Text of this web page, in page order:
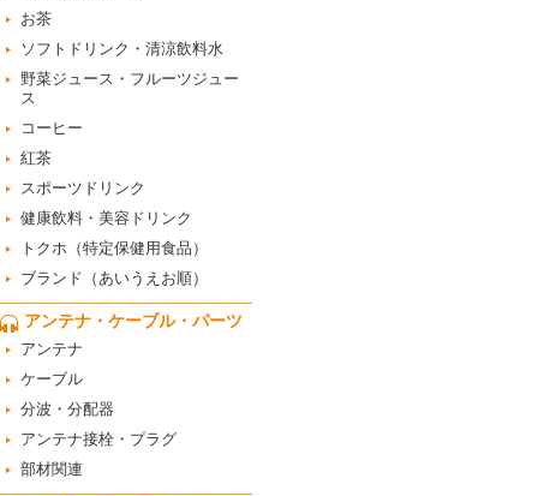
お茶
ソフトドリンク・清涼飲料水
野菜ジュース・フルーツジュー
ス
コーヒー
紅茶
スポーツドリンク
健康飲料・美容ドリンク
トクホ（特定保健用食品）
ブランド（あいうえお順）
アンテナ・ケーブル・パーツ
アンテナ
ケーブル
分波・分配器
アンテナ接栓・プラグ
部材関連